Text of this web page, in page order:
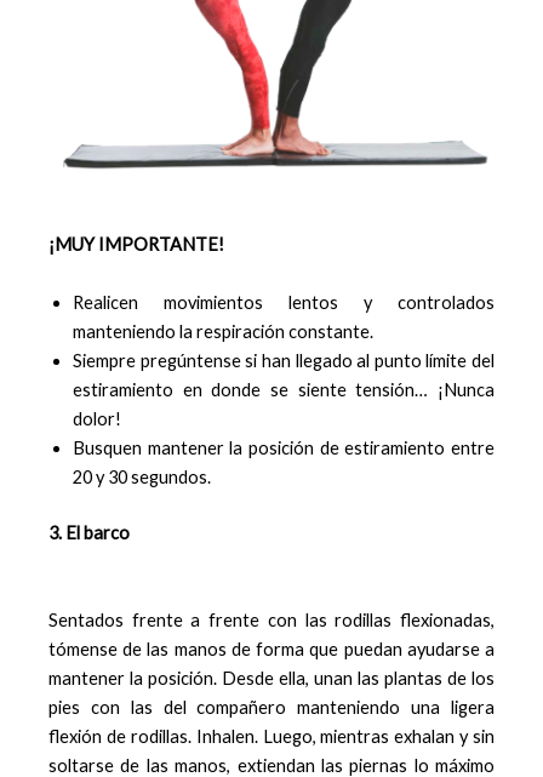
¡MUY IMPORTANTE!
Realicen movimientos lentos y controlados
manteniendo la respiración constante.
Siempre pregúntense si han llegado al punto límite del
estiramiento en donde se siente tensión… ¡Nunca
dolor!
Busquen mantener la posición de estiramiento entre
20 y 30 segundos.
3. El barco
Sentados frente a frente con las rodillas flexionadas,
tómense de las manos de forma que puedan ayudarse a
mantener la posición. Desde ella, unan las plantas de los
pies con las del compañero manteniendo una ligera
flexión de rodillas. Inhalen. Luego, mientras exhalan y sin
soltarse de las manos, extiendan las piernas lo máximo